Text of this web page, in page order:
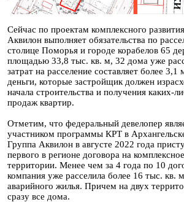
Сейчас по проектам комплексного
Аквилон выполняет обязательства по
столице Поморья и городе корабелов 65
площадью 33,8 тыс. кв. м, 32 дома уже
затрат на расселение составляет более
деньги, которые застройщик должен
начала строительства и получения каких-
продаж квартир.
Отметим, что федеральный девелопер
участником программы КРТ в
Группа Аквилон в августе 2022 года
первого в регионе договора на
территории. Менее чем за 4 года по 10
компания уже расселила более 16 тыс. кв.
аварийного жилья. Причем на двух
сразу все дома.